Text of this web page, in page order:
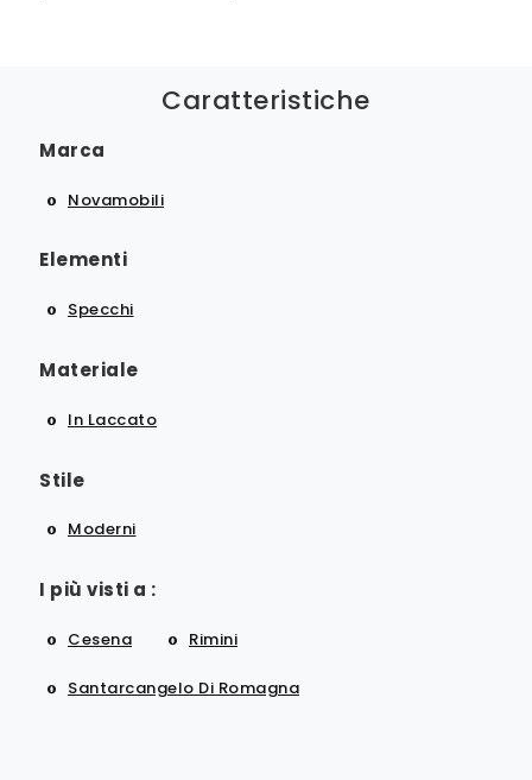
Caratteristiche
Marca
Novamobili
Elementi
Specchi
Materiale
In Laccato
Stile
Moderni
I più visti a :
Cesena Rimini
Santarcangelo Di Romagna